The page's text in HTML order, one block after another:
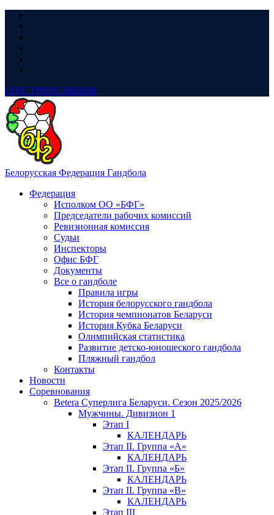
LIVE ТРАНСЛЯЦИЯ
Белорусская Федерация Гандбола
Федерация
Исполком ОО «БФГ»
Председатели рабочих комиссий
Ревизионная комиссия
Судьи
Инспекторы
Офис БФГ
Документы
Все о гандболе
Правила игры
История белорусского гандбола
История чемпионатов Беларуси
История Кубка Беларуси
Олимпийская статистика
Развитие детско-юношеского гандбола
Пляжный гандбол
Контакты
Новости
Соревнования
Betera Суперлига Беларуси. Сезон 2025/2026
Мужчины. Дивизион 1
Этап I
КАЛЕНДАРЬ
Этап II. Группа «А»
КАЛЕНДАРЬ
Этап II. Группа «Б»
КАЛЕНДАРЬ
Этап II. Группа «В»
КАЛЕНДАРЬ
Этап III